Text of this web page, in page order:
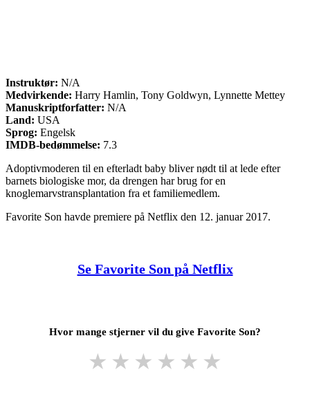
Instruktør: N/A
Medvirkende: Harry Hamlin, Tony Goldwyn, Lynnette Mettey
Manuskriptforfatter: N/A
Land: USA
Sprog: Engelsk
IMDB-bedømmelse: 7.3
Adoptivmoderen til en efterladt baby bliver nødt til at lede efter
barnets biologiske mor, da drengen har brug for en
knoglemarvstransplantation fra et familiemedlem.
Favorite Son havde premiere på Netflix den 12. januar 2017.
Se Favorite Son på Netflix
Hvor mange stjerner vil du give Favorite Son?
★ ★ ★ ★ ★ ★